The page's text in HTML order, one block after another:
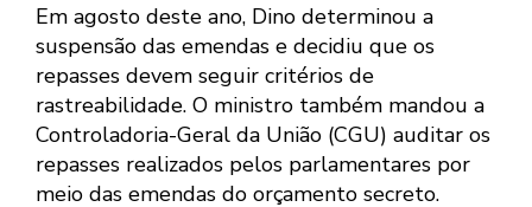
Em agosto deste ano, Dino determinou a
suspensão das emendas e decidiu que os
repasses devem seguir critérios de
rastreabilidade. O ministro também mandou a
Controladoria-Geral da União (CGU) auditar os
repasses realizados pelos parlamentares por
meio das emendas do orçamento secreto.